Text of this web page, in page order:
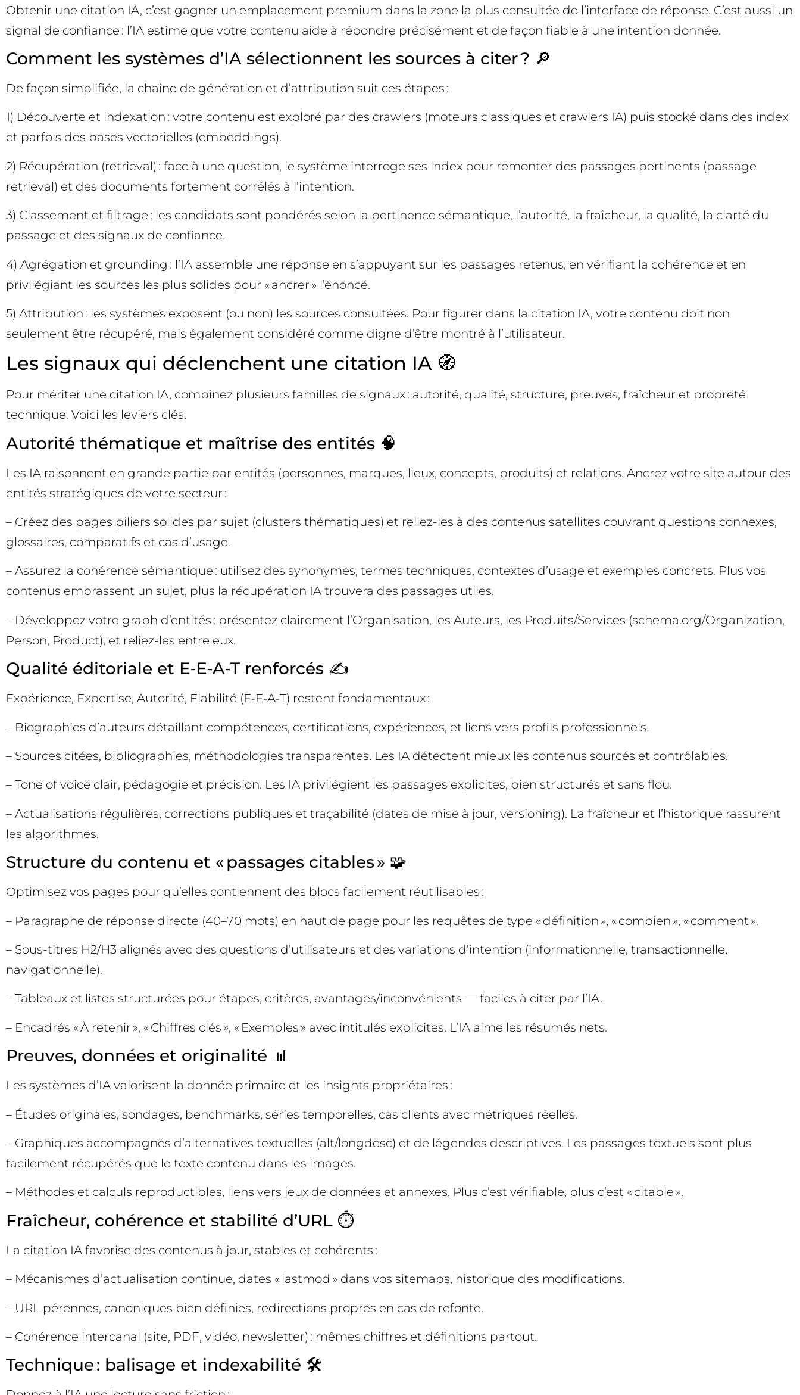
Obtenir une citation IA, c’est gagner un emplacement premium dans la zone la plus consultée de l’interface de réponse. C’est aussi un
signal de confiance : l’IA estime que votre contenu aide à répondre précisément et de façon fiable à une intention donnée.
Comment les systèmes d’IA sélectionnent les sources à citer ? 🔎
De façon simplifiée, la chaîne de génération et d’attribution suit ces étapes :
1) Découverte et indexation : votre contenu est exploré par des crawlers (moteurs classiques et crawlers IA) puis stocké dans des index
et parfois des bases vectorielles (embeddings).
2) Récupération (retrieval) : face à une question, le système interroge ses index pour remonter des passages pertinents (passage
retrieval) et des documents fortement corrélés à l’intention.
3) Classement et filtrage : les candidats sont pondérés selon la pertinence sémantique, l’autorité, la fraîcheur, la qualité, la clarté du
passage et des signaux de confiance.
4) Agrégation et grounding : l’IA assemble une réponse en s’appuyant sur les passages retenus, en vérifiant la cohérence et en
privilégiant les sources les plus solides pour « ancrer » l’énoncé.
5) Attribution : les systèmes exposent (ou non) les sources consultées. Pour figurer dans la citation IA, votre contenu doit non
seulement être récupéré, mais également considéré comme digne d’être montré à l’utilisateur.
Les signaux qui déclenchent une citation IA 🧭
Pour mériter une citation IA, combinez plusieurs familles de signaux : autorité, qualité, structure, preuves, fraîcheur et propreté
technique. Voici les leviers clés.
Autorité thématique et maîtrise des entités 🧠
Les IA raisonnent en grande partie par entités (personnes, marques, lieux, concepts, produits) et relations. Ancrez votre site autour des
entités stratégiques de votre secteur :
– Créez des pages piliers solides par sujet (clusters thématiques) et reliez-les à des contenus satellites couvrant questions connexes,
glossaires, comparatifs et cas d’usage.
– Assurez la cohérence sémantique : utilisez des synonymes, termes techniques, contextes d’usage et exemples concrets. Plus vos
contenus embrassent un sujet, plus la récupération IA trouvera des passages utiles.
– Développez votre graph d’entités : présentez clairement l’Organisation, les Auteurs, les Produits/Services (schema.org/Organization,
Person, Product), et reliez-les entre eux.
Qualité éditoriale et E‑E‑A‑T renforcés ✍️
Expérience, Expertise, Autorité, Fiabilité (E‑E‑A‑T) restent fondamentaux :
– Biographies d’auteurs détaillant compétences, certifications, expériences, et liens vers profils professionnels.
– Sources citées, bibliographies, méthodologies transparentes. Les IA détectent mieux les contenus sourcés et contrôlables.
– Tone of voice clair, pédagogie et précision. Les IA privilégient les passages explicites, bien structurés et sans flou.
– Actualisations régulières, corrections publiques et traçabilité (dates de mise à jour, versioning). La fraîcheur et l’historique rassurent
les algorithmes.
Structure du contenu et « passages citables » 🧩
Optimisez vos pages pour qu’elles contiennent des blocs facilement réutilisables :
– Paragraphe de réponse directe (40–70 mots) en haut de page pour les requêtes de type « définition », « combien », « comment ».
– Sous-titres H2/H3 alignés avec des questions d’utilisateurs et des variations d’intention (informationnelle, transactionnelle,
navigationnelle).
– Tableaux et listes structurées pour étapes, critères, avantages/inconvénients — faciles à citer par l’IA.
– Encadrés « À retenir », « Chiffres clés », « Exemples » avec intitulés explicites. L’IA aime les résumés nets.
Preuves, données et originalité 📊
Les systèmes d’IA valorisent la donnée primaire et les insights propriétaires :
– Études originales, sondages, benchmarks, séries temporelles, cas clients avec métriques réelles.
– Graphiques accompagnés d’alternatives textuelles (alt/longdesc) et de légendes descriptives. Les passages textuels sont plus
facilement récupérés que le texte contenu dans les images.
– Méthodes et calculs reproductibles, liens vers jeux de données et annexes. Plus c’est vérifiable, plus c’est « citable ».
Fraîcheur, cohérence et stabilité d’URL ⏱️
La citation IA favorise des contenus à jour, stables et cohérents :
– Mécanismes d’actualisation continue, dates « lastmod » dans vos sitemaps, historique des modifications.
– URL pérennes, canoniques bien définies, redirections propres en cas de refonte.
– Cohérence intercanal (site, PDF, vidéo, newsletter) : mêmes chiffres et définitions partout.
Technique : balisage et indexabilité 🛠️